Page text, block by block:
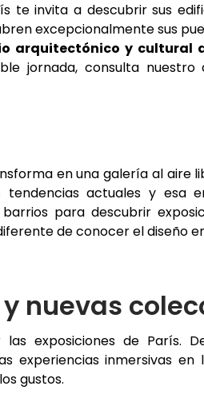
te invita a descubrir sus
excepcionalmente sus
arquitectónico y cultural
jornada, consulta nuestro
en una galería al aire
tendencias actuales y esa
para descubrir
de conocer el diseño
nuevas
exposiciones de París.
experiencias inmersivas en
gustos.